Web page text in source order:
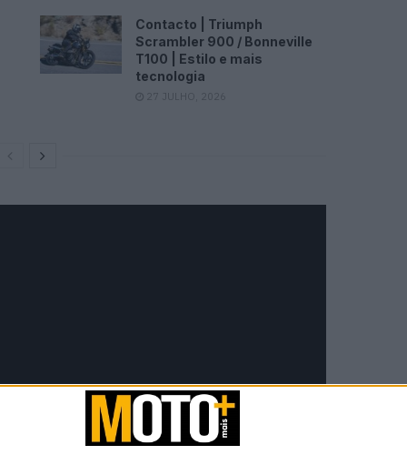
Contacto | Triumph
Scrambler 900 / Bonneville
T100 | Estilo e mais
tecnologia
27 JULHO, 2026